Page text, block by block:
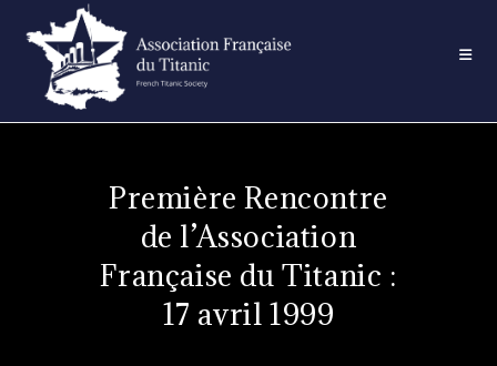
content
Première Rencontre
de l’Association
Française du Titanic :
17 avril 1999